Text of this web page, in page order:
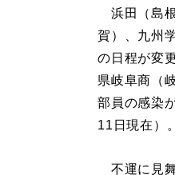
浜田（島
賀）、九州
の日程が変
県岐阜商（
部員の感染
11日現在）。
不運に見